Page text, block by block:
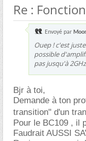
Re :
Envoyé par
Ouep ! c'est
possible
pas jusqu'à
Bjr à toi,
Demande à ton
transition" d'un
Pour le BC109 , il
Faudrait AUSSI